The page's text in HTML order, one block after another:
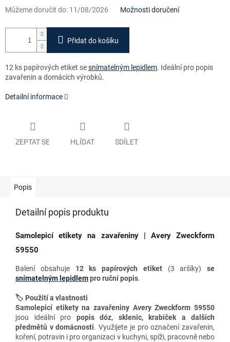
Můžeme doručit do: 11/08/2026 Možnosti doručení
Přidat do košíku
12 ks papírových etiket sesnímatelným lepidlem. Ideální pro popis
zavařenin a domácích výrobků.
Detailní informace
ZEPTAT SE HLÍDAT SDÍLET
Popis
Detailní popis produktu
Samolepicí etikety na zavařeniny | Avery Zweckform
59550
Balení obsahuje 12ks papírových etiket(3 aršíky) se
snímatelným lepidlempro ruční popis.
🏷️ Použití a vlastnosti
Samolepicí etikety na zavařeniny Avery Zweckform 59550
jsou ideální pro popis dóz, sklenic, krabiček a dalších
předmětů v domácnosti. Využijete je pro označení zavařenin,
koření, potravin i pro organizaci v kuchyni, spíži, pracovně nebo